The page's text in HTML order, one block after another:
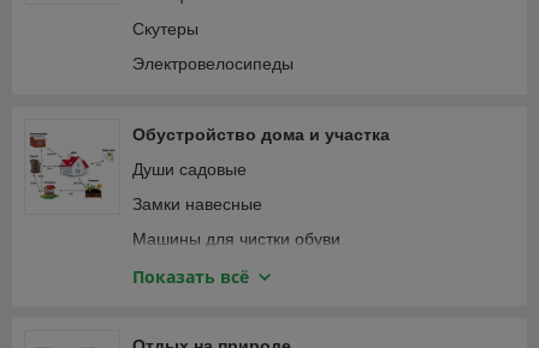
Пылесосы автомобильные
Специализированный автоинструмент
Соединители садовые
Тапенеры (степлеры) для подвязки растений
Шланги садовые
Веревка, канаты
Скутеры
Электровелосипеды
Обустройство дома и участка
Души садовые
Замки навесные
Машины для чистки обуви
Мебель и интерьер
Сантехника
Показать всё